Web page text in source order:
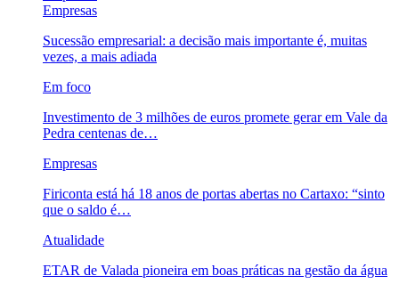
Empresas
Sucessão empresarial: a decisão mais importante é, muitas
vezes, a mais adiada
Em foco
Investimento de 3 milhões de euros promete gerar em Vale da
Pedra centenas de…
Empresas
Firiconta está há 18 anos de portas abertas no Cartaxo: “sinto
que o saldo é…
Atualidade
ETAR de Valada pioneira em boas práticas na gestão da água